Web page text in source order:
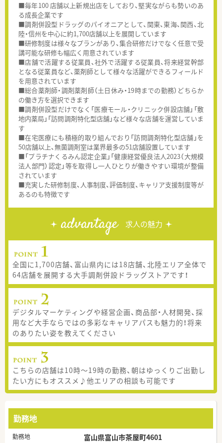
■毎年100 店舗以上新規出店をしており、堅実ながらも勢いのあ
る成長企業です
■調剤併設型ドラッグのパイオニアとして、関東、東海、関西、北
陸・信州を中心に約1,700店舗以上を展開しています
■研修制度は様々なプランがあり、集合研修だけでなく任意で受
講可能な研修も幅広く用意されています
■店舗で活躍する従業員、社外で活躍する従業員、将来経営幹部
となる従業員など、薬剤師として様々な活躍ができるフィールド
を用意されています
■総合薬剤師・調剤薬剤師（土日休み・19時までの勤務）どちらか
の働き方を選択できます
■調剤併設型だけでなく「医療モール・クリニック併設店舗」「敷
地内薬局」「訪問調剤特化型店舗」など様々な店舗を運営していま
す
■在宅医療にも積極的取り組んでおり「訪問調剤特化型店舗」を
50店舗以上、無菌調剤室は業界最多の51店舗設置しています
■「プラチナくるみん認定企業」「健康経営優良法人2023（大規模
法人部門）認定」等を取得し一人ひとりが働きやすい環境が整備
されています
■充実した研修制度、人事制度、評価制度、キャリア支援制度等が
あるのも特徴です
advantage 求人の魅力
全国に1,700店舗、富山県内には18店舗、北陸エリア全体で
64店舗を展開する大手調剤併設ドラッグストアです！
デジタルマーケティングや経営企画、商品部・人材開発、採
用など大手ならではの多彩なキャリアパスも魅力的！将来
のありたい姿を教えてください
こちらの店舗は10時～19時の勤務、朝はゆっくりご出勤し
たい方にもオススメ♪他エリアの相談も可能です
勤務地
勤務地 富山県富山市茶屋町4601